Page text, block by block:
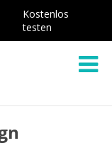
Kostenlos
testen